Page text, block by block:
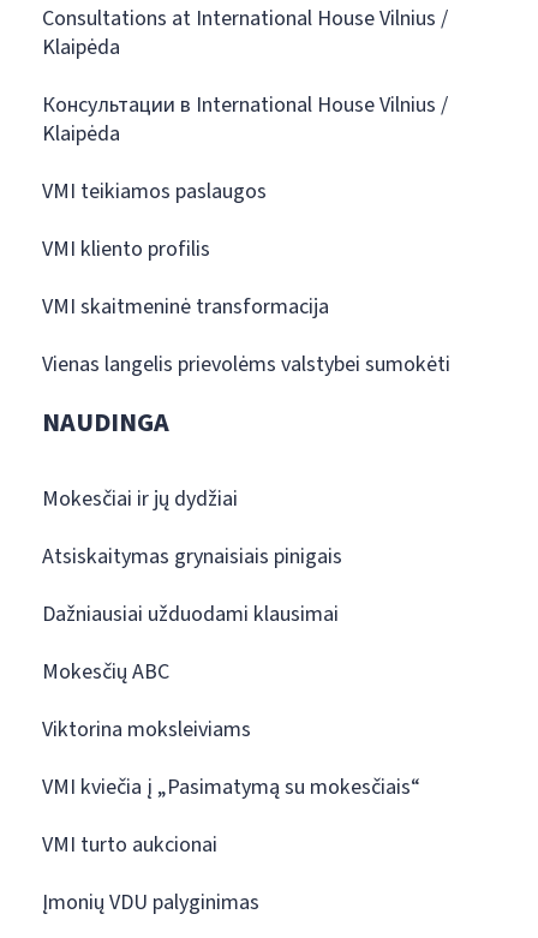
Consultations at International House Vilnius /
Klaipėda
Консультации в International House Vilnius /
Klaipėda
VMI teikiamos paslaugos
VMI kliento profilis
VMI skaitmeninė transformacija
Vienas langelis prievolėms valstybei sumokėti
NAUDINGA
Mokesčiai ir jų dydžiai
Atsiskaitymas grynaisiais pinigais
Dažniausiai užduodami klausimai
Mokesčių ABC
Viktorina moksleiviams
VMI kviečia į „Pasimatymą su mokesčiais“
VMI turto aukcionai
Įmonių VDU palyginimas